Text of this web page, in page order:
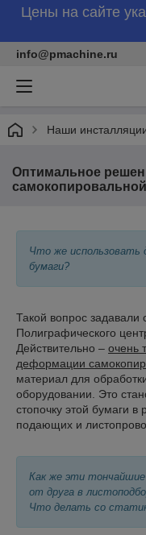
Цены на сайте
info@pmachine.ru
Наши
Оптимальное
Что же использовать
бумаги?
Такой вопрос задавали
Полиграфического
Действительно – очень
деформации
материал для
оборудовании. Это
стопочку этой бумаги в
подающих и
Как же эти
от друга в
Что делать со